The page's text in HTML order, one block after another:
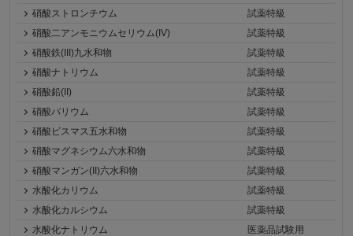
硝酸ストロンチウム
試薬特級
硝酸二アンモニウムセリウム(IV)
試薬特級
硝酸鉄(III)九水和物
試薬特級
硝酸ナトリウム
試薬特級
硝酸鉛(II)
試薬特級
硝酸バリウム
試薬特級
硝酸ビスマス五水和物
試薬特級
硝酸マグネシウム六水和物
試薬特級
硝酸マンガン(II)六水和物
試薬特級
水酸化カリウム
試薬特級
水酸化カルシウム
試薬特級
水酸化ナトリウム
医薬品試験用